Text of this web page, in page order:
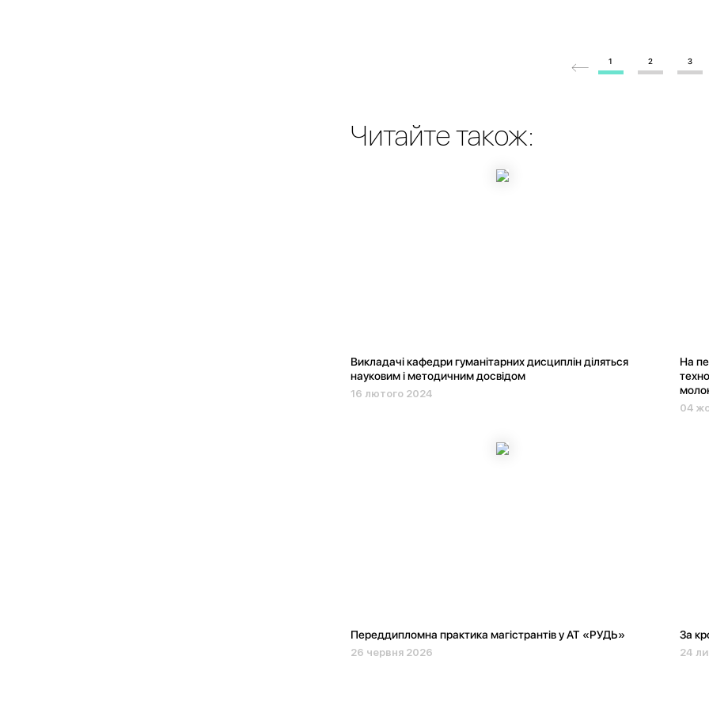
1 2 3
Читайте також:
Викладачі кафедри гуманітарних дисциплін діляться
науковим і методичним досвідом
16 лютого 2024
На
04
Переддипломна практика магістрантів у АТ «РУДЬ»
26 червня 2026
За
24